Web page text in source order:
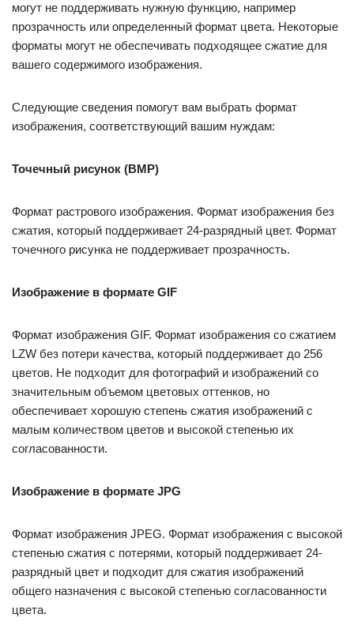
могут не поддерживать нужную функцию, например
прозрачность или определенный формат цвета. Некоторые
форматы могут не обеспечивать подходящее сжатие для
вашего содержимого изображения.
Следующие сведения помогут вам выбрать формат
изображения, соответствующий вашим нуждам:
Точечный рисунок (BMP)
Формат растрового изображения. Формат изображения без
сжатия, который поддерживает 24-разрядный цвет. Формат
точечного рисунка не поддерживает прозрачность.
Изображение в формате GIF
Формат изображения GIF. Формат изображения со сжатием
LZW без потери качества, который поддерживает до 256
цветов. Не подходит для фотографий и изображений со
значительным объемом цветовых оттенков, но
обеспечивает хорошую степень сжатия изображений с
малым количеством цветов и высокой степенью их
согласованности.
Изображение в формате JPG
Формат изображения JPEG. Формат изображения с высокой
степенью сжатия с потерями, который поддерживает 24-
разрядный цвет и подходит для сжатия изображений
общего назначения с высокой степенью согласованности
цвета.